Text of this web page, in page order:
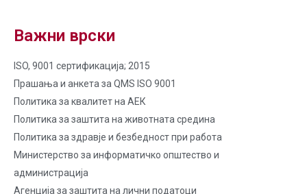
Важни врски
ISO, 9001 сертификација; 2015
Прашања и анкета за QMS ISO 9001
Политика за квалитет на AЕК
Политика за заштита на животната средина
Политика за здравје и безбедност при работа
Министерство за информатичко општество и
администрација
Агенција за заштита на лични податоци